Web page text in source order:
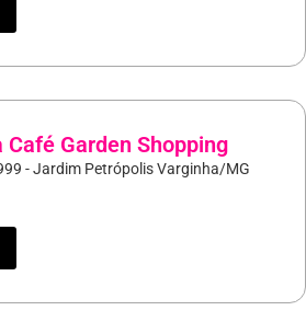
Garden Shopping
- Jardim Petrópolis Varginha/MG